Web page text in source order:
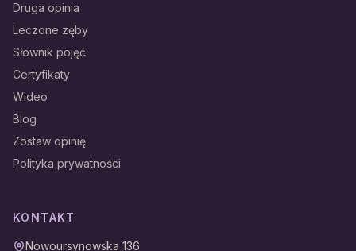
Druga opinia
Leczone zęby
Słownik pojęć
Certyfikaty
Wideo
Blog
Zostaw opinię
Polityka prywatności
KONTAKT
Nowoursynowska 136